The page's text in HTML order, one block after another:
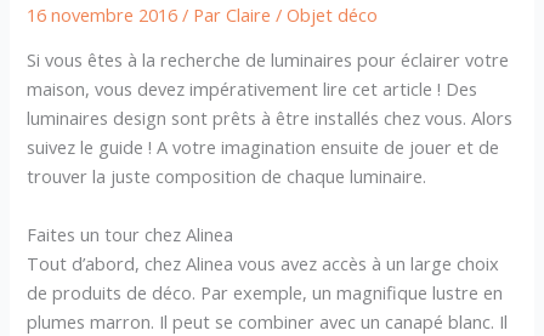
16 novembre 2016/ ParClaire/Objet déco
Si vous êtes à la recherche de luminaires pour éclairer votre
maison, vous devez impérativement lire cet article ! Des
luminaires design sont prêts à être installés chez vous. Alors
suivez le guide ! A votre imagination ensuite de jouer et de
trouver la juste composition de chaque luminaire.
Faites un tour chez Alinea
Tout d’abord, chez Alinea vous avez accès à un large choix
de produits de déco. Par exemple, un magnifique lustre en
plumes marron. Il peut se combiner avec un canapé blanc. Il